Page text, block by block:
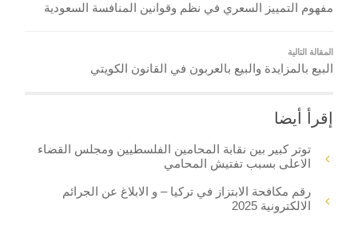
مفهوم التمييز السعري في نظم وقوانين المنافسة السعودية
المقالة التالية
البيع بالمزايدة والبيع بالعربون في القانون الكويتي
إقرأ أيضا
توتر كبير بين نقابة المحامين الفلسطيين ومجلس القضاء
الاعلى بسبب تفتيش المحامي
رقم مكافحة الابتزاز في تركيا – و الابلاغ عن الجرائم
الالكترونية 2025